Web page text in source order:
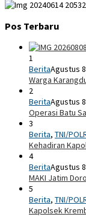
Pos Terbaru
1
BeritaAgustus
Warga
2
BeritaAgustus
Operasi Batu
3
Berita, TNI/
Kehadiran
4
BeritaAgustus
MAKI Jatim
5
Berita, TNI/
Kapolsek